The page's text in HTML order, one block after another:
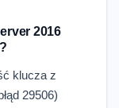
2016
klucza z
29506)